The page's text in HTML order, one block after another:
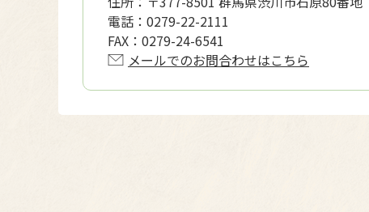
電話： 0279-22-2111
FAX： 0279-24-6541
メールでのお問合わせはこちら